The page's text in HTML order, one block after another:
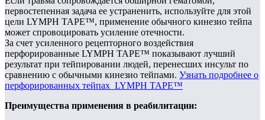
первостепенная задача ее устраненить, используйте для этой
цели LYMPH TAPE™, применение обычного кинезио тейпа
может спровоцировать усиление отечности.
За счет усиленного рецепторного воздействия
перфорированные LYMPH TAPE™ показывают лучший
результат при тейпировании людей, перенесших инсульт по
сравнению с обычными кинезио тейпами. Узнать подробнее о
перфорированных тейпах LYMPH TAPE™
Преимущества применения в реабилитации: